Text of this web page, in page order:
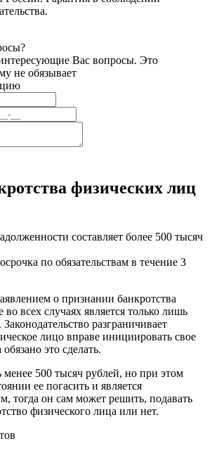
Вас вопросы. Это
не обязывает
физических лиц
составляет более 500 тысяч
по обязательствам в течение 3
о признании банкротства
во всех случаях является только лишь
разграничивает
лицо вправе инициировать свое
это сделать.
менее 500 тысяч рублей, но при этом
ее погасить и является
тогда он сам может решить, подавать
физического лица или нет.